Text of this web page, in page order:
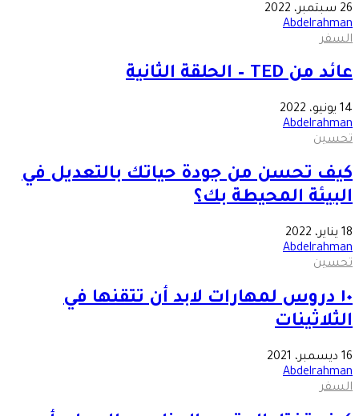
26 سبتمبر، 2022
Abdelrahman
السفر
عائد من TED – الحلقة الثانية
14 يونيو، 2022
Abdelrahman
تحسين
كيف تحسن من جودة حياتك بالتعديل في
البيئة المحيطة بك؟
18 يناير، 2022
Abdelrahman
تحسين
١٠ دروس لمهارات لابد أن تتقنها في
الثلاثينات
16 ديسمبر، 2021
Abdelrahman
السفر